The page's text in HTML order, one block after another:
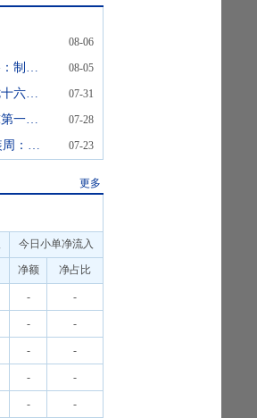
08-06
纺织服饰2026年中期策略：制造端关注龙头盈利及估值修复，品牌端精选经营韧性 08-05
纺织服装海外跟踪系列七十六：阿迪达斯品牌二季度收入增长14%，公司上调全年收入指引 07-31
SHEIN招股书梳理：全球第一大线上时尚平台，1P+3P模式双轮驱动增长 07-28
SS27米兰与巴黎男士时装周：驱动关键洞察 时装周领先者 07-23
更多
今日小单净流入
净额 净占比
- -
- -
- -
- -
- -